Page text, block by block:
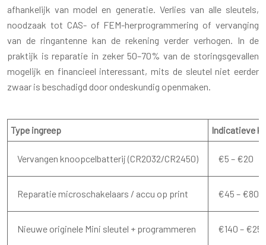
afhankelijk van model en generatie. Verlies van alle sleutels,
noodzaak tot CAS- of FEM-herprogrammering of vervanging
van de ringantenne kan de rekening verder verhogen. In de
praktijk is reparatie in zeker 50–70% van de storingsgevallen
mogelijk en financieel interessant, mits de sleutel niet eerder
zwaar is beschadigd door ondeskundig openmaken.
Type ingreep Indicatieve
Vervangen knoopcelbatterij (CR2032/CR2450) €5 – €20
Reparatie microschakelaars / accu op print €45 – €80
Nieuwe originele Mini sleutel + programmeren €140 –